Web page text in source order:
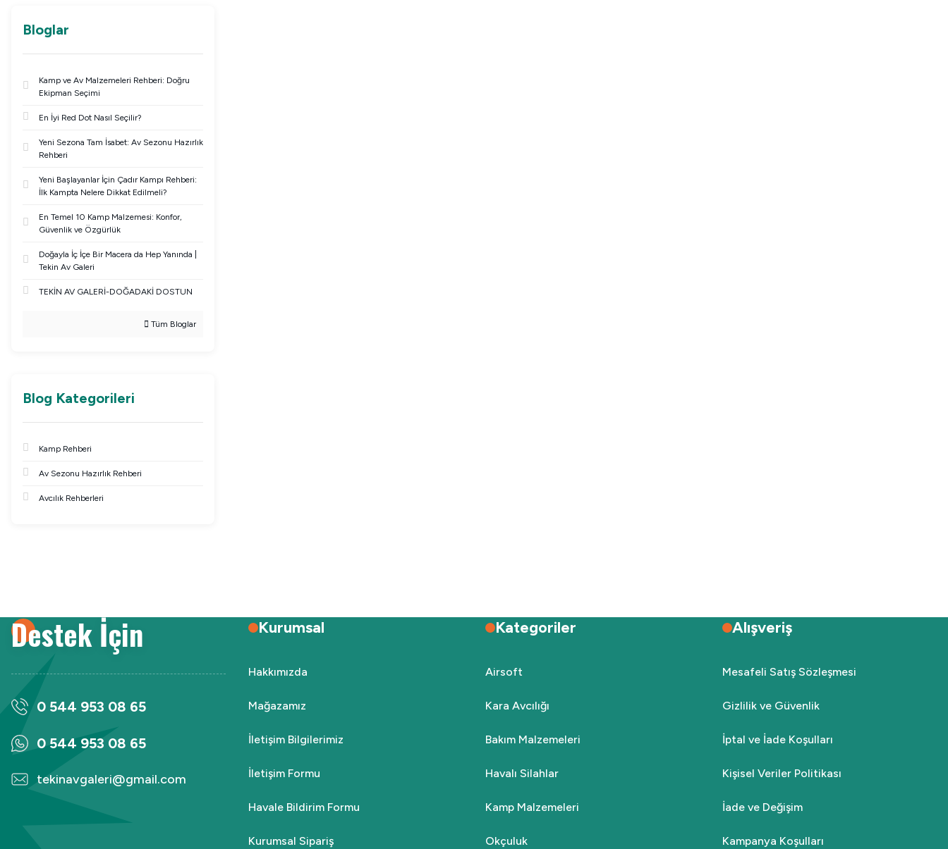
Bloglar
Kamp ve Av Malzemeleri Rehberi: Doğru
Ekipman Seçimi
En İyi Red Dot Nasıl Seçilir?
Yeni Sezona Tam İsabet: Av Sezonu Hazırlık
Rehberi
Yeni Başlayanlar İçin Çadır Kampı Rehberi:
İlk Kampta Nelere Dikkat Edilmeli?
En Temel 10 Kamp Malzemesi: Konfor,
Güvenlik ve Özgürlük
Doğayla İç İçe Bir Macera da Hep Yanında |
Tekin Av Galeri
TEKİN AV GALERİ-DOĞADAKİ DOSTUN
Tüm Bloglar
Blog Kategorileri
Kamp Rehberi
Av Sezonu Hazırlık Rehberi
Avcılık Rehberleri
Destek İçin
0 544 953 08 65
0 544 953 08 65
tekinavgaleri@gmail.com
Kurumsal
Hakkımızda
Mağazamız
İletişim Bilgilerimiz
İletişim Formu
Havale Bildirim Formu
Kurumsal Sipariş
Kategoriler
Airsoft
Kara Avcılığı
Bakım Malzemeleri
Havalı Silahlar
Kamp Malzemeleri
Okçuluk
Alışveriş
Mesafeli Satış Sözleşmesi
Gizlilik ve Güvenlik
İptal ve İade Koşulları
Kişisel Veriler Politikası
İade ve Değişim
Kampanya Koşulları